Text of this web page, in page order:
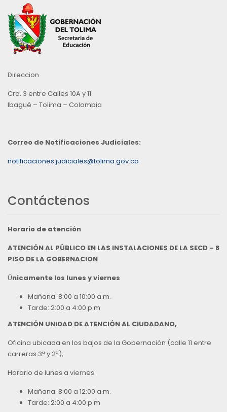
Direccion
Cra. 3 entre Calles 10A y 11
Ibagué – Tolima – Colombia
Correo de Notificaciones Judiciales:
notificaciones.judiciales@tolima.gov.co
Contáctenos
Horario de atención
ATENCIÓN AL PÚBLICO EN LAS INSTALACIONES DE LA SECD – 8
PISO DE LA GOBERNACION
Únicamente los lunes y viernes
Mañana: 8:00 a 10:00 a.m.
Tarde: 2:00 a 4:00 p.m
ATENCIÓN UNIDAD DE ATENCIÓN AL CIUDADANO,
Oficina ubicada en los bajos de la Gobernación (calle 11 entre
carreras 3ª y 2ª),
Horario de lunes a viernes
Mañana: 8:00 a 12:00 a.m.
Tarde: 2:00 a 4:00 p.m